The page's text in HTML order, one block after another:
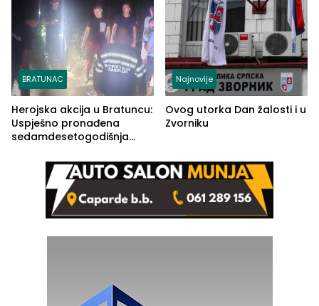
BRATUNAC
Herojska akcija u Bratuncu:
Uspješno pronađena
sedamdesetogodišnja
Kravice.
Najnovije
Ovog utorka Dan žalosti i u
Zvorniku